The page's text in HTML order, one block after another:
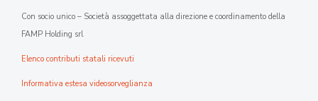
Con socio unico – Società assoggettata alla direzione e coordinamento della
FAMP Holding srl
Elenco contributi statali ricevuti
Informativa estesa videosorveglianza